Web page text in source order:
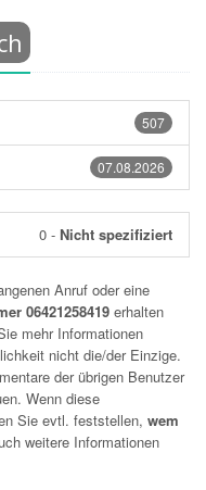
507
07.08.2026
0 - Nicht spezifiziert
Anruf oder eine
06421258419 erhalten
mehr Informationen
nicht die/der Einzige.
der übrigen Benutzer
Wenn diese
Sie evtl. feststellen, wem
weitere Informationen